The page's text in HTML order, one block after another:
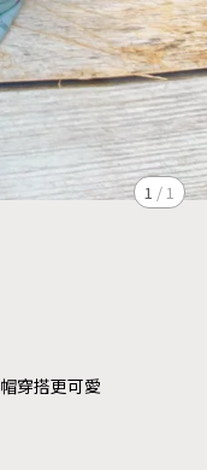
1 / 1
穿搭更可愛